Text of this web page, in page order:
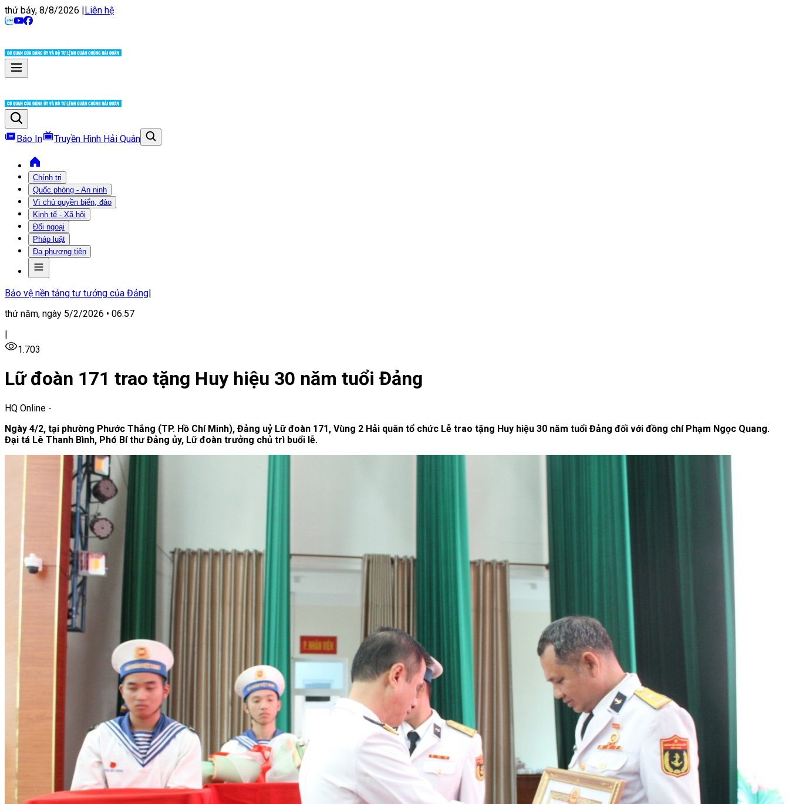
thứ bảy, 8/8/2026 |Liên hệ
Báo In Truyền Hình Hải Quân
Chính trị
Quốc phòng - An ninh
Vì chủ quyền biển, đảo
Kinh tế - Xã hội
Đối ngoại
Pháp luật
Đa phương tiện
Bảo vệ nền tảng tư tưởng của Đảng|
thứ năm, ngày 5/2/2026 • 06:57
|
1.703
Lữ đoàn 171 trao tặng Huy hiệu 30 năm tuổi Đảng
HQ Online -
Ngày 4/2, tại phường Phước Thắng (TP. Hồ Chí Minh), Đảng uỷ Lữ đoàn 171, Vùng 2 Hải quân tổ chức Lễ trao tặng Huy hiệu 30 năm tuổi Đảng đối với đồng chí Phạm Ngọc Quang.
Đại tá Lê Thanh Bình, Phó Bí thư Đảng ủy, Lữ đoàn trưởng chủ trì buổi lễ.